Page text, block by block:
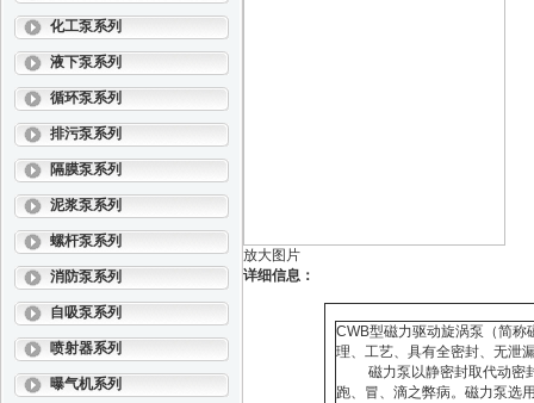
化工泵系列
液下泵系列
循环泵系列
排污泵系列
隔膜泵系列
泥浆泵系列
螺杆泵系列
消防泵系列
自吸泵系列
喷射器系列
曝气机系列
放大图片
详细信息：
CWB型磁力驱动旋涡泵（简称
理、工艺、具有全密封、无泄
磁力泵以静密封取代动密封
跑、冒、滴之弊病。磁力泵选